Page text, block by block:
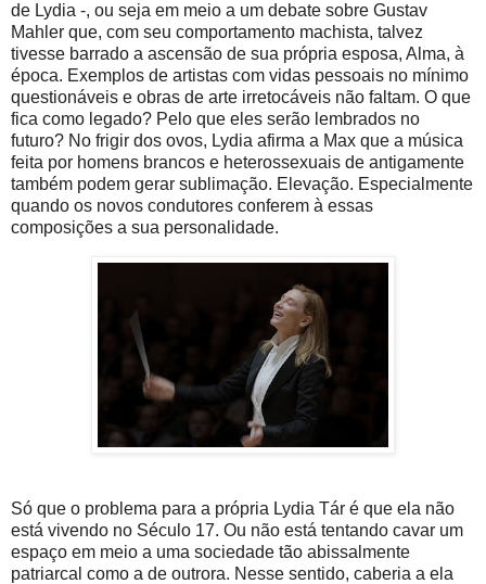
de Lydia -, ou seja em meio a um debate sobre Gustav
Mahler que, com seu comportamento machista, talvez
tivesse barrado a ascensão de sua própria esposa, Alma, à
época. Exemplos de artistas com vidas pessoais no mínimo
questionáveis e obras de arte irretocáveis não faltam. O que
fica como legado? Pelo que eles serão lembrados no
futuro? No frigir dos ovos, Lydia afirma a Max que a música
feita por homens brancos e heterossexuais de antigamente
também podem gerar sublimação. Elevação. Especialmente
quando os novos condutores conferem à essas
composições a sua personalidade.
Só que o problema para a própria Lydia Tár é que ela não
está vivendo no Século 17. Ou não está tentando cavar um
espaço em meio a uma sociedade tão abissalmente
patriarcal como a de outrora. Nesse sentido, caberia a ela